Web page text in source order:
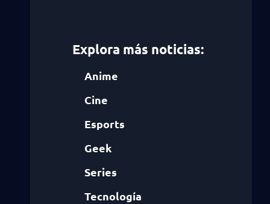
Explora más noticias:
Anime
Cine
Esports
Geek
Series
Tecnología